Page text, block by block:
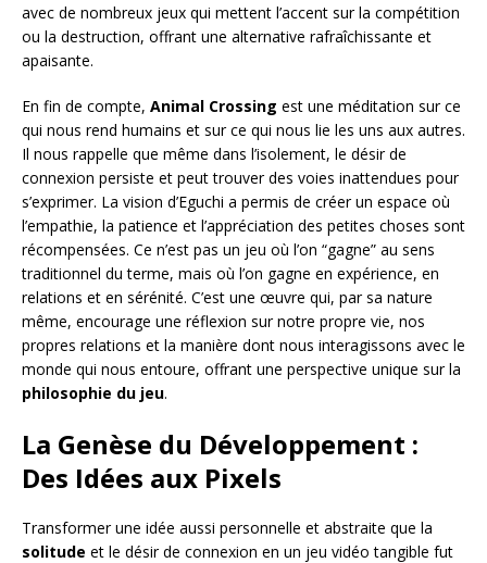
avec de nombreux jeux qui mettent l’accent sur la compétition
ou la destruction, offrant une alternative rafraîchissante et
apaisante.
En fin de compte, Animal Crossing est une méditation sur ce
qui nous rend humains et sur ce qui nous lie les uns aux autres.
Il nous rappelle que même dans l’isolement, le désir de
connexion persiste et peut trouver des voies inattendues pour
s’exprimer. La vision d’Eguchi a permis de créer un espace où
l’empathie, la patience et l’appréciation des petites choses sont
récompensées. Ce n’est pas un jeu où l’on “gagne” au sens
traditionnel du terme, mais où l’on gagne en expérience, en
relations et en sérénité. C’est une œuvre qui, par sa nature
même, encourage une réflexion sur notre propre vie, nos
propres relations et la manière dont nous interagissons avec le
monde qui nous entoure, offrant une perspective unique sur la
philosophie du jeu.
La Genèse du Développement :
Des Idées aux Pixels
Transformer une idée aussi personnelle et abstraite que la
solitude et le désir de connexion en un jeu vidéo tangible fut